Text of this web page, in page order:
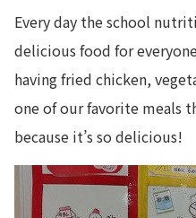
Every day the school
delicious food for
having fried chicken,
one of our favorite meals
because it’s so delicious!